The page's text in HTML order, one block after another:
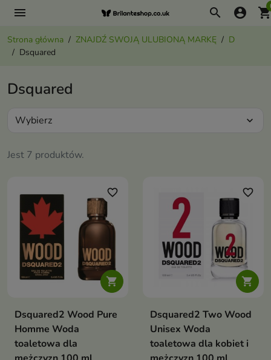
menu search account_circle
Strona główna ZNAJDŹ SWOJĄ ULUBIONĄ MARKĘ
D
Dsquared
Dsquared
Jest 7 produktów.
Wybierz expand_more

favorite_border
Dsquared2 Wood Pure
Homme Woda
toaletowa dla

favorite_border
Dsquared2 Two Wood
Unisex Woda
toaletowa dla kobiet i